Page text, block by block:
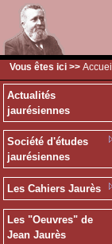
Vous êtes ici >> Accueil
Actualités
jaurésiennes
Société d'études
jaurésiennes
Les Cahiers Jaurès
Les "Oeuvres" de
Jean Jaurès